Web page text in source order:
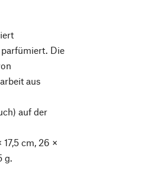
Die
aus
auf der
cm, 26 ×
g.